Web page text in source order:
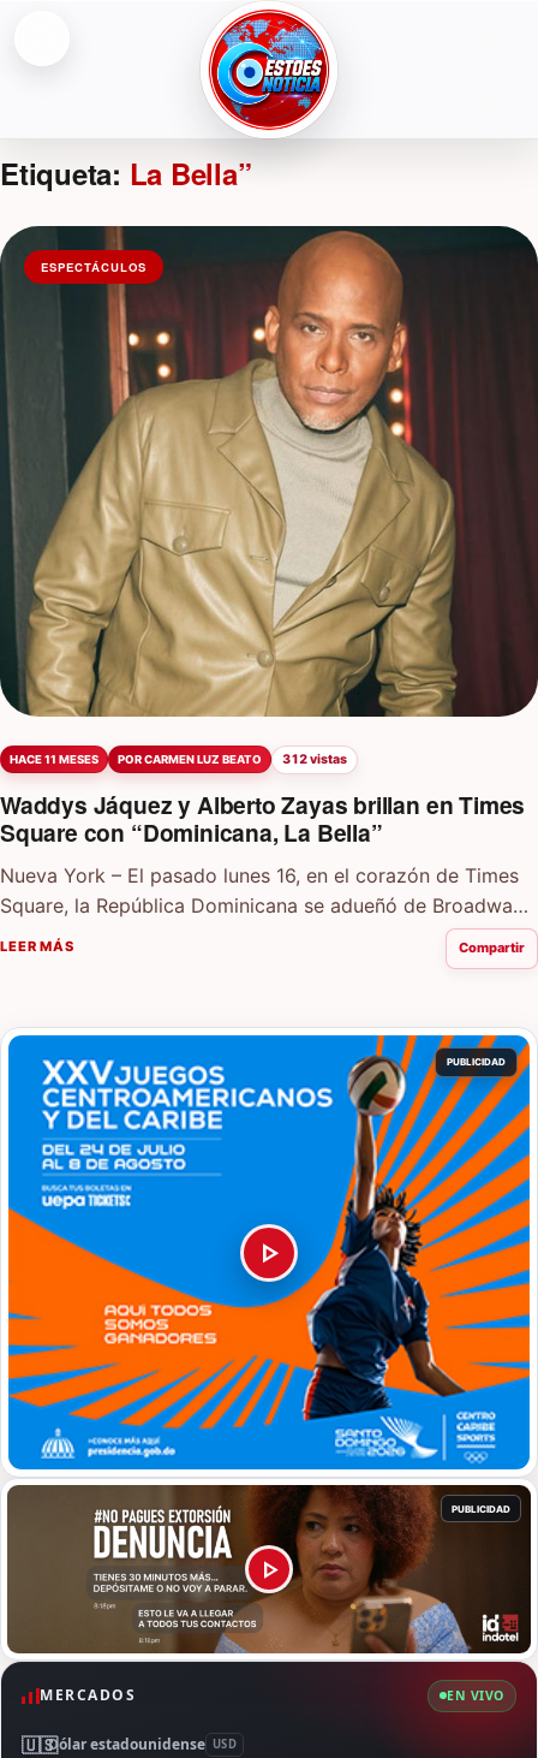
ESTOESNOTICIA|NOTICIAS
Etiqueta: La Bella”
ESPECTÁCULOS
HACE 11 MESES POR CARMEN LUZ BEATO 312 vistas
Waddys Jáquez y Alberto Zayas brillan en Times
Square con “Dominicana, La Bella”
Nueva York – El pasado lunes 16, en el corazón de Times
Square, la República Dominicana se adueñó de Broadway
con un espectáculo…
LEER MÁS Compartir
MERCADOS EN VIVO
🇺🇸Dólar estadounidense USD